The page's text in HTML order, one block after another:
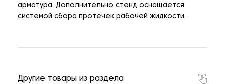
арматура. Дополнительно стенд оснащается
системой сбора протечек рабочей жидкости.
Другие товары из раздела